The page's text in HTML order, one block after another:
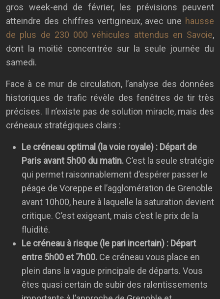
gros week-end de février, les prévisions peuvent
atteindre des chiffres vertigineux, avec une hausse
de plus de 230 000 véhicules attendus en Savoie,
dont la moitié concentrée sur la seule journée du
samedi.
Face à ce mur de circulation, l’analyse des données
historiques de trafic révèle des fenêtres de tir très
précises. Il n’existe pas de solution miracle, mais des
créneaux stratégiques clairs :
Le créneau optimal (la voie royale) : Départ de
Paris avant 5h00 du matin. C’est la seule stratégie
qui permet raisonnablement d’espérer passer le
péage de Voreppe et l’agglomération de Grenoble
avant 10h00, heure à laquelle la saturation devient
critique. C’est exigeant, mais c’est le prix de la
fluidité.
Le créneau à risque (le pari incertain) : Départ
entre 5h00 et 7h00. Ce créneau vous place en
plein dans la vague principale de départs. Vous
êtes quasi certain de subir des ralentissements